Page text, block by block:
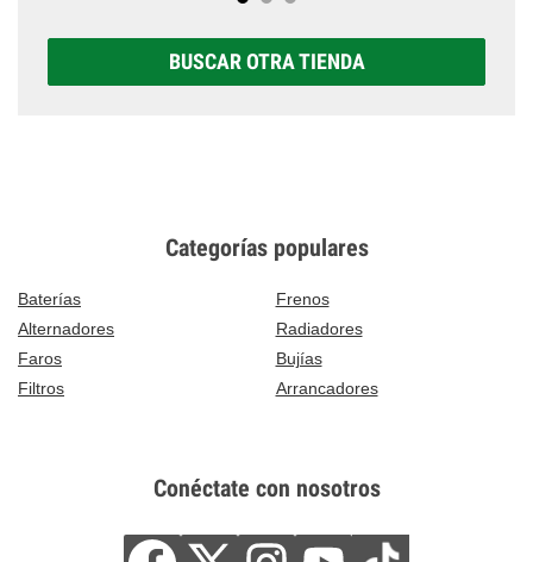
BUSCAR OTRA TIENDA
Categorías populares
Baterías
Frenos
Alternadores
Radiadores
Faros
Bujías
Filtros
Arrancadores
Conéctate con nosotros